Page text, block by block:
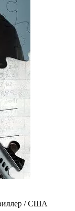
/ США